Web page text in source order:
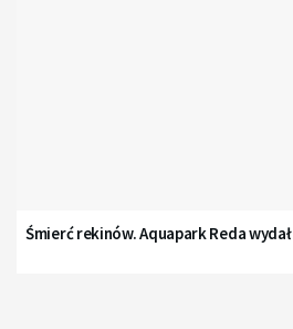
Śmierć rekinów. Aquapark Reda